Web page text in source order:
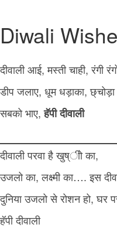
Diwali
दीवाली आई, मस्ती चाही, रंगी
डीप जलाए, धूम धड़ाका,
सबको भाए,हॅपी दीवाली
दीवाली परवा है खुष्ीो का,
उजलो का, लक्ष्मी का…. इस
दुनिया उजलो से रोशन हो, घर
हॅपी दीवाली